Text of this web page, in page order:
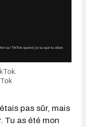
pas sûr, mais
Tu as été mon